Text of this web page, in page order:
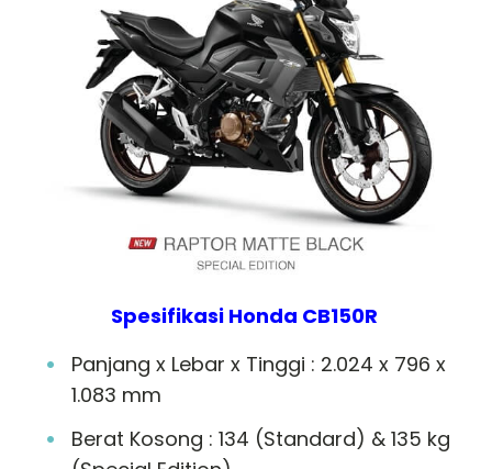
Spesifikasi Honda CB150R
Panjang x Lebar x Tinggi : 2.024 x 796 x
1.083 mm
Berat Kosong : 134 (Standard) & 135 kg